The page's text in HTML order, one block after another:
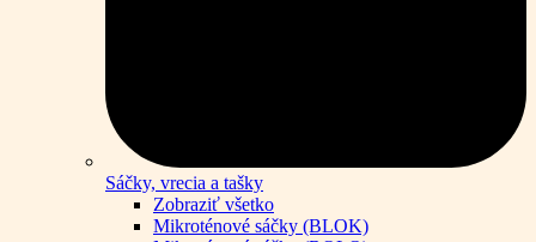
Sáčky, vrecia a tašky
Zobraziť všetko
Mikroténové sáčky (BLOK)